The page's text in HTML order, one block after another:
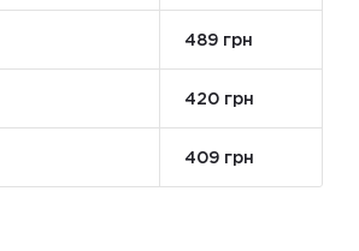
489 грн
420 грн
409 грн